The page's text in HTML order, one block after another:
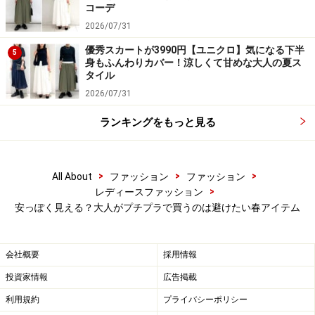
今季はベージュトーンなど色味が淡いコーデや、抜け感
のあるコーデがトレンドなので、何でも合わせやすく旬
な雰囲気が作りやすい白系の小物は重宝します。
ですが、この白に光沢感がある場合は要注意。特にプチ
ることも。また擦れや軽く引っかけた部分などが黒ずみ
白が汚れて見えると、清潔感も半減。プチプラの白小物
を買う時は、写真のようになるべく発色がマットなも
ど、汚れにくく傷が付きにくいものを選ぶのがおすすめ
です。
コーデ
2026/07/31
5
優秀スカートが3990円【ユニクロ】気になる下半
身もふんわりカバー！涼しくて甘めな大人の夏ス
タイル
2026/07/31
ランキングをもっと見る
All About > ファッション > ファッション
>
レディースファッション
>
安っぽく見える？大人がプチプラで買うのは避けたい春アイテム
会社概要 採用情報
投資家情報 広告掲載
利用規約 プライバシーポリシー